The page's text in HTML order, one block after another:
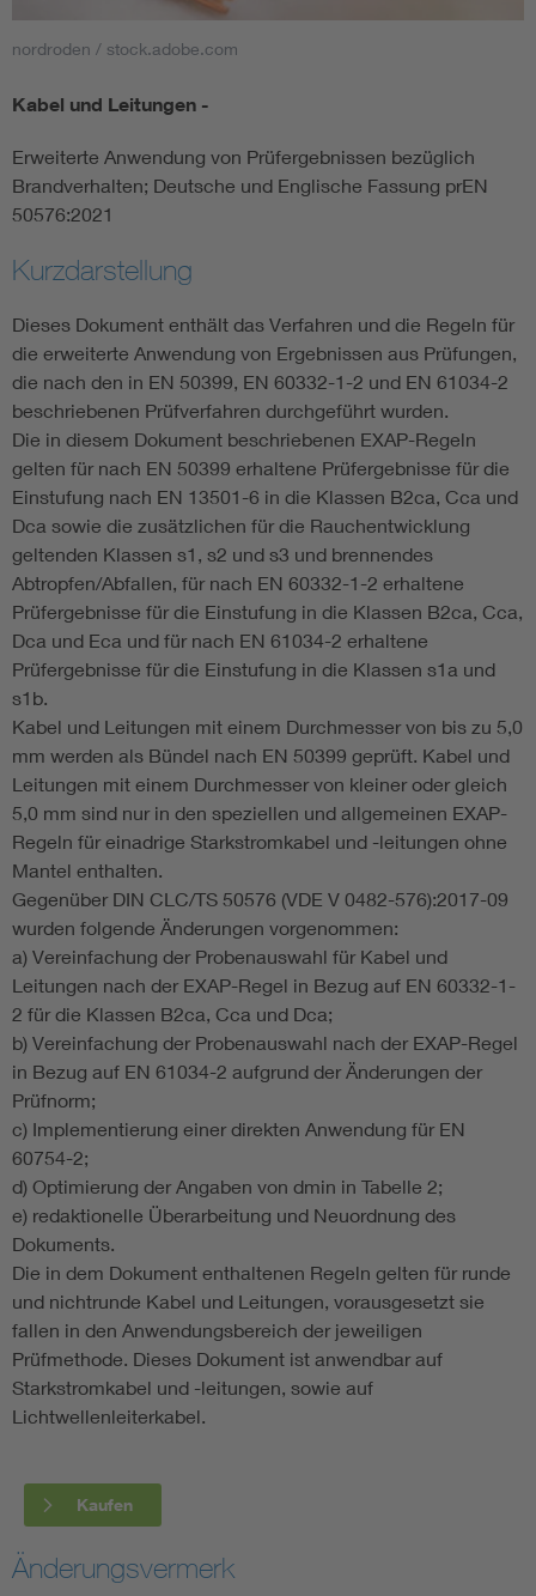
Smart Cities
DKE Fachinformationen im Kontext der Normung
Blitzschutz: DIN EN 62305 in der Übersicht
Cybersecurity in der Industrieautomatisierung
DIN VDE 0100 für sichere Elektroinstallationen
Elektrofachkraft (EFK)
nordroden / stock.adobe.com
Kabel und Leitungen -
Erweiterte Anwendung von Prüfergebnissen bezüglich
Brandverhalten; Deutsche und Englische Fassung prEN
50576:2021
Kurzdarstellung
Dieses Dokument enthält das Verfahren und die Regeln für
die erweiterte Anwendung von Ergebnissen aus Prüfungen,
die nach den in EN 50399, EN 60332-1-2 und EN 61034-2
beschriebenen Prüfverfahren durchgeführt wurden.
Die in diesem Dokument beschriebenen EXAP-Regeln
gelten für nach EN 50399 erhaltene Prüfergebnisse für die
Einstufung nach EN 13501-6 in die Klassen B2ca, Cca und
Dca sowie die zusätzlichen für die Rauchentwicklung
geltenden Klassen s1, s2 und s3 und brennendes
Abtropfen/Abfallen, für nach EN 60332-1-2 erhaltene
Prüfergebnisse für die Einstufung in die Klassen B2ca, Cca,
Dca und Eca und für nach EN 61034-2 erhaltene
Prüfergebnisse für die Einstufung in die Klassen s1a und
s1b.
Kabel und Leitungen mit einem Durchmesser von bis zu 5,0
mm werden als Bündel nach EN 50399 geprüft. Kabel und
Leitungen mit einem Durchmesser von kleiner oder gleich
5,0 mm sind nur in den speziellen und allgemeinen EXAP-
Regeln für einadrige Starkstromkabel und -leitungen ohne
Mantel enthalten.
Gegenüber DIN CLC/TS 50576 (VDE V 0482-576):2017-09
wurden folgende Änderungen vorgenommen:
a) Vereinfachung der Probenauswahl für Kabel und
Leitungen nach der EXAP-Regel in Bezug auf EN 60332-1-
2 für die Klassen B2ca, Cca und Dca;
b) Vereinfachung der Probenauswahl nach der EXAP-Regel
in Bezug auf EN 61034-2 aufgrund der Änderungen der
Prüfnorm;
c) Implementierung einer direkten Anwendung für EN
60754-2;
d) Optimierung der Angaben von dmin in Tabelle 2;
e) redaktionelle Überarbeitung und Neuordnung des
Dokuments.
Die in dem Dokument enthaltenen Regeln gelten für runde
und nichtrunde Kabel und Leitungen, vorausgesetzt sie
fallen in den Anwendungsbereich der jeweiligen
Prüfmethode. Dieses Dokument ist anwendbar auf
Starkstromkabel und -leitungen, sowie auf
Lichtwellenleiterkabel.
Kaufen
Änderungsvermerk